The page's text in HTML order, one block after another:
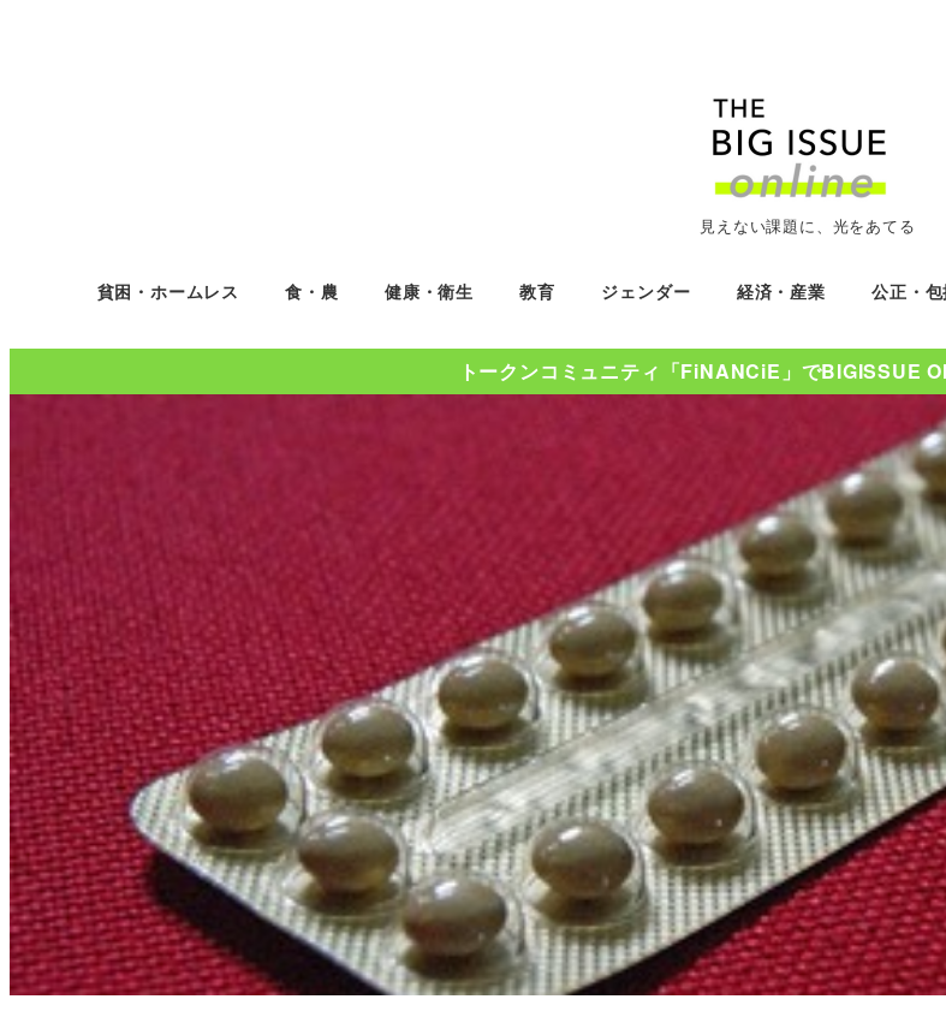
見えない課題に、光をあてる
貧困・ホームレス 食・農 健康・衛生 教育 ジェンダー 経済・産業 公正・包
トークンコミュニティ「FiNANCiE」でBIGISSUE